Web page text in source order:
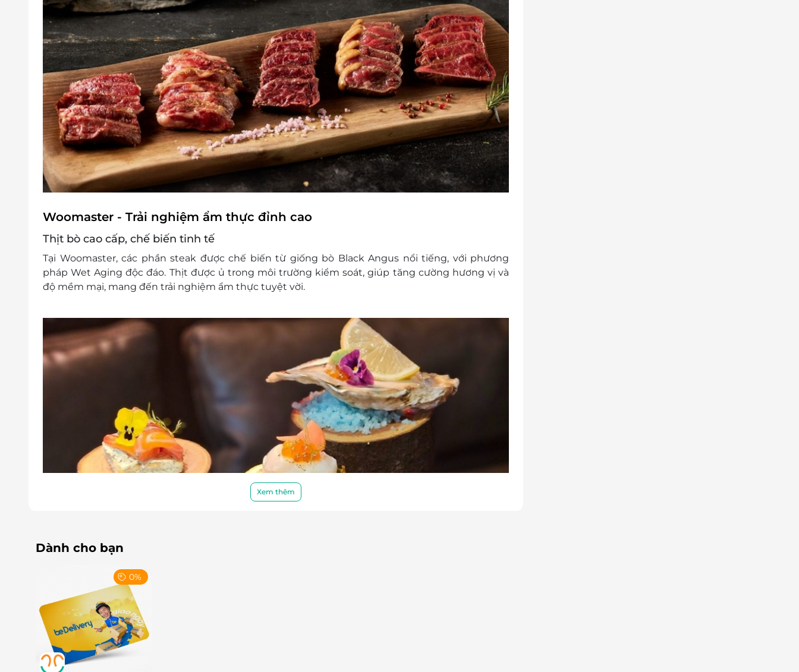
Woomaster - Trải nghiệm ẩm thực đỉnh cao
Thịt bò cao cấp, chế biến tinh tế
Tại Woomaster, các phần steak được chế biến từ giống bò Black Angus nổi tiếng, với phương
pháp Wet Aging độc đáo. Thịt được ủ trong môi trường kiểm soát, giúp tăng cường hương vị và
độ mềm mại, mang đến trải nghiệm ẩm thực tuyệt vời.
Xem thêm
Dành cho bạn
0%